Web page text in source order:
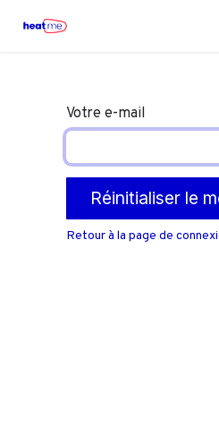
Votre e-mail
Réinitialiser le
Retour à la page de